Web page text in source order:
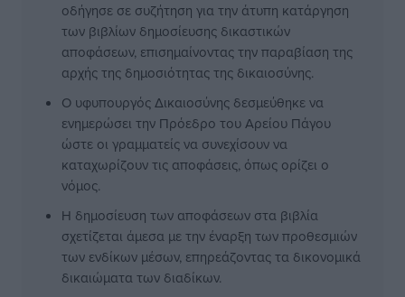
οδήγησε σε συζήτηση για την άτυπη κατάργηση
των βιβλίων δημοσίευσης δικαστικών
αποφάσεων, επισημαίνοντας την παραβίαση της
αρχής της δημοσιότητας της δικαιοσύνης.
Ο υφυπουργός Δικαιοσύνης δεσμεύθηκε να
ενημερώσει την Πρόεδρο του Αρείου Πάγου
ώστε οι γραμματείς να συνεχίσουν να
καταχωρίζουν τις αποφάσεις, όπως ορίζει ο
νόμος.
Η δημοσίευση των αποφάσεων στα βιβλία
σχετίζεται άμεσα με την έναρξη των προθεσμιών
των ενδίκων μέσων, επηρεάζοντας τα δικονομικά
δικαιώματα των διαδίκων.